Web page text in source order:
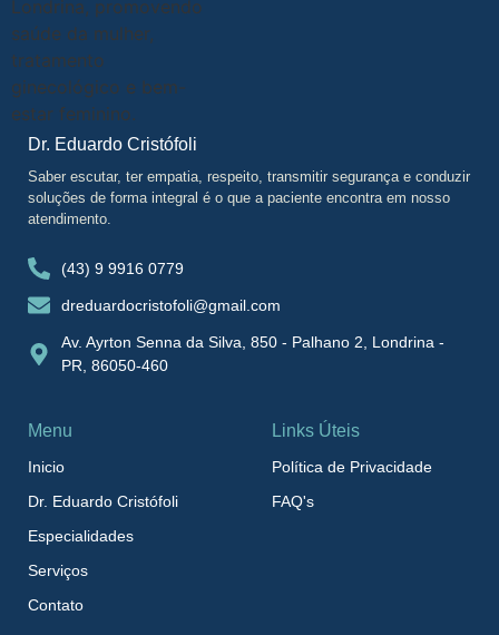
Dr. Eduardo Cristófoli
Saber escutar, ter empatia, respeito, transmitir segurança e conduzir
soluções de forma integral é o que a paciente encontra em nosso
atendimento.
(43) 9 9916 0779
dreduardocristofoli@gmail.com
Av. Ayrton Senna da Silva, 850 - Palhano 2, Londrina -
PR, 86050-460
Menu
Inicio
Dr. Eduardo Cristófoli
Especialidades
Serviços
Contato
Links Úteis
Política de Privacidade
FAQ's